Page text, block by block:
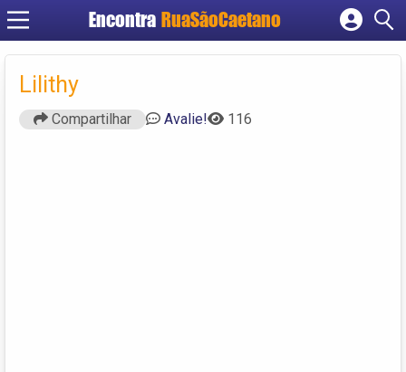
Encontra RuaSãoCaetano
Cadastrar empresa
Lilithy
Compartilhar Avalie! 116